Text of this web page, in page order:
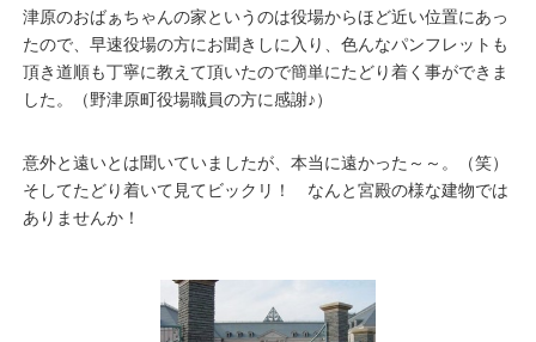
津原のおばぁちゃんの家というのは役場からほど近い位置にあっ
たので、早速役場の方にお聞きしに入り、色んなパンフレットも
頂き道順も丁寧に教えて頂いたので簡単にたどり着く事ができま
した。（野津原町役場職員の方に感謝♪）
意外と遠いとは聞いていましたが、本当に遠かった～～。（笑）
そしてたどり着いて見てビックリ！ なんと宮殿の様な建物では
ありませんか！